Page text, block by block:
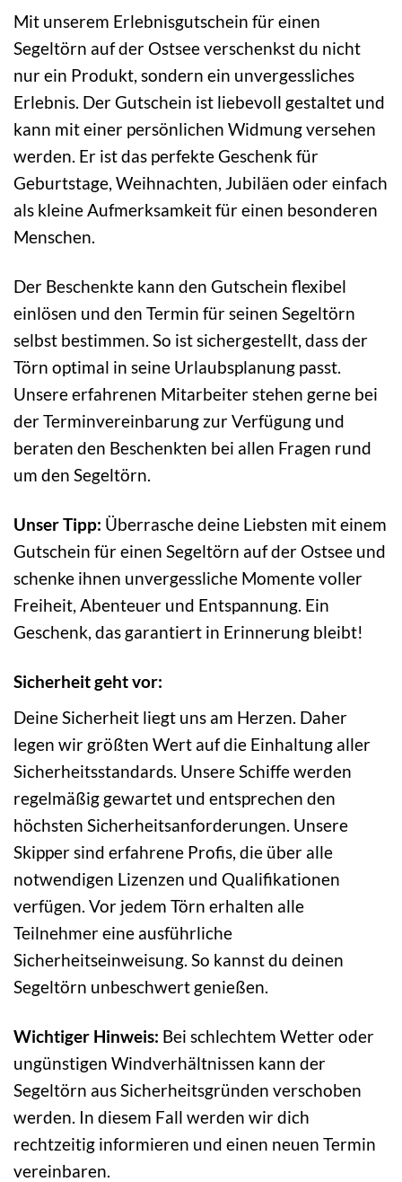
Mit unserem Erlebnisgutschein für einen
Segeltörn auf der Ostsee verschenkst du nicht
nur ein Produkt, sondern ein unvergessliches
Erlebnis. Der Gutschein ist liebevoll gestaltet und
kann mit einer persönlichen Widmung versehen
werden. Er ist das perfekte Geschenk für
Geburtstage, Weihnachten, Jubiläen oder einfach
als kleine Aufmerksamkeit für einen besonderen
Menschen.
Der Beschenkte kann den Gutschein flexibel
einlösen und den Termin für seinen Segeltörn
selbst bestimmen. So ist sichergestellt, dass der
Törn optimal in seine Urlaubsplanung passt.
Unsere erfahrenen Mitarbeiter stehen gerne bei
der Terminvereinbarung zur Verfügung und
beraten den Beschenkten bei allen Fragen rund
um den Segeltörn.
Unser Tipp: Überrasche deine Liebsten mit einem
Gutschein für einen Segeltörn auf der Ostsee und
schenke ihnen unvergessliche Momente voller
Freiheit, Abenteuer und Entspannung. Ein
Geschenk, das garantiert in Erinnerung bleibt!
Sicherheit geht vor:
Deine Sicherheit liegt uns am Herzen. Daher
legen wir größten Wert auf die Einhaltung aller
Sicherheitsstandards. Unsere Schiffe werden
regelmäßig gewartet und entsprechen den
höchsten Sicherheitsanforderungen. Unsere
Skipper sind erfahrene Profis, die über alle
notwendigen Lizenzen und Qualifikationen
verfügen. Vor jedem Törn erhalten alle
Teilnehmer eine ausführliche
Sicherheitseinweisung. So kannst du deinen
Segeltörn unbeschwert genießen.
Wichtiger Hinweis: Bei schlechtem Wetter oder
ungünstigen Windverhältnissen kann der
Segeltörn aus Sicherheitsgründen verschoben
werden. In diesem Fall werden wir dich
rechtzeitig informieren und einen neuen Termin
vereinbaren.